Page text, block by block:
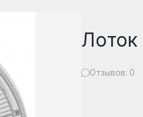
Лоток
Отзывов: 0